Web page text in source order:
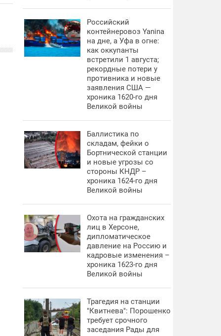
Российский
контейнеровоз Yanina
на дне, а Уфа в огне:
как оккупанты
встретили 1 августа;
рекордные потери у
противника и новые
заявления США —
хроника 1620-го дня
Великой войны
Баллистика по
складам, фейки о
Бортнической станции
и новые угрозы со
стороны КНДР –
хроника 1624-го дня
Великой войны
Охота на гражданских
лиц в Херсоне,
дипломатическое
давление на Россию и
кадровые изменения –
хроника 1623-го дня
Великой войны
Трагедия на станции
"Квитнева": Порошенко
требует срочного
заседания Рады для